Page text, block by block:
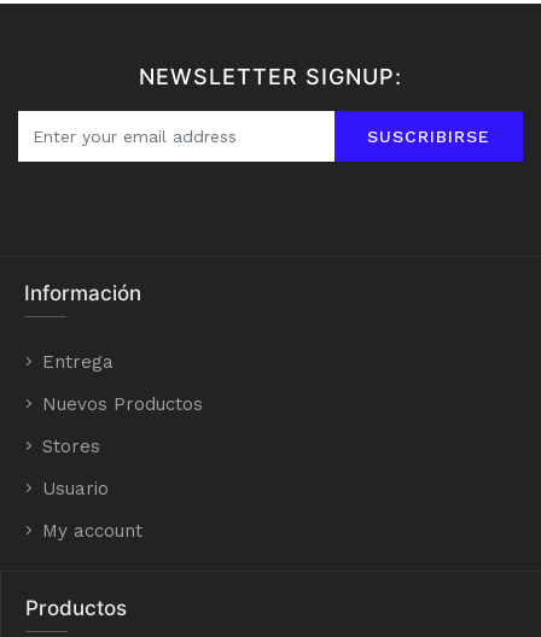
NEWSLETTER SIGNUP:
SUSCRIBIRSE
Información
Entrega
Nuevos Productos
Stores
Usuario
My account
Productos